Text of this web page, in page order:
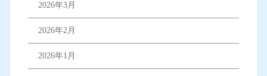
2026年3月
2026年2月
2026年1月